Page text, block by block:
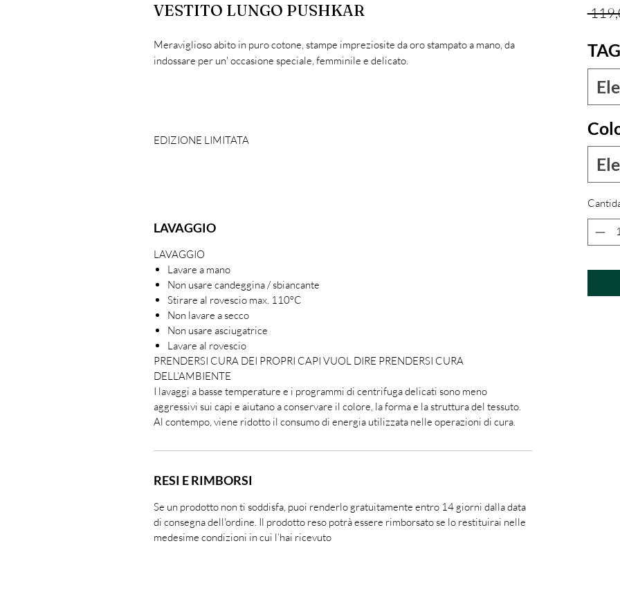
VESTITO LUNGO PUSHKAR
Meraviglioso abito in puro cotone, stampe impreziosite da oro stampato a mano, da
indossare per un' occasione speciale, femminile e delicato.
EDIZIONE LIMITATA
LAVAGGIO
LAVAGGIO
Lavare a mano
Non usare candeggina / sbiancante
Stirare al rovescio max. 110ºC
Non lavare a secco
Non usare asciugatrice
Lavare al rovescio
PRENDERSI CURA DEI PROPRI CAPI VUOL DIRE PRENDERSI CURA
DELL’AMBIENTE
I lavaggi a basse temperature e i programmi di centrifuga delicati sono meno
aggressivi sui capi e aiutano a conservare il colore, la forma e la struttura del tessuto.
Al contempo, viene ridotto il consumo di energia utilizzata nelle operazioni di cura.
RESI E RIMBORSI
Se un prodotto non ti soddisfa, puoi renderlo gratuitamente entro 14 giorni dalla data
di consegna dell'ordine. Il prodotto reso potrà essere rimborsato se lo restituirai nelle
medesime condizioni in cui l’hai ricevuto